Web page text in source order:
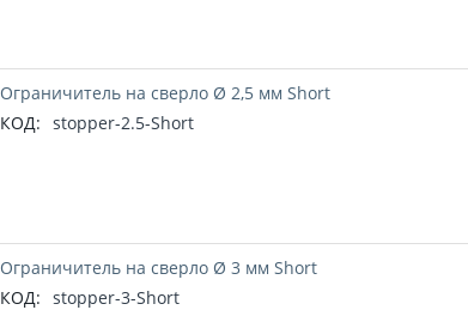
Ограничитель на сверло Ø 2,5 мм Short
КОД: stopper-2.5-Short
Ограничитель на сверло Ø 3 мм Short
КОД: stopper-3-Short